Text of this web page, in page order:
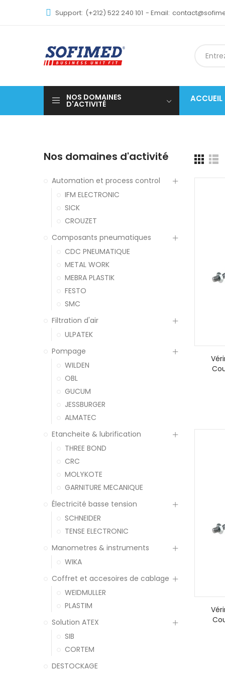
Support: (+212) 522 240 101 - Email:
NOS DOMAINES
D'ACTIVITÉ
ACCUEIL
Nos domaines d'activité
Automation et process control
IFM ELECTRONIC
SICK
CROUZET
Composants pneumatiques
CDC PNEUMATIQUE
METAL WORK
MEBRA PLASTIK
FESTO
SMC
Filtration d'air
ULPATEK
Pompage
WILDEN
OBL
GUCUM
JESSBURGER
ALMATEC
Etancheite & lubrification
THREE BOND
CRC
MOLYKOTE
GARNITURE MECANIQUE
Électricité basse tension
SCHNEIDER
TENSE ELECTRONIC
Manometres & instruments
WIKA
Coffret et accesoires de cablage
WEIDMULLER
PLASTIM
Solution ATEX
SIB
CORTEM
DESTOCKAGE